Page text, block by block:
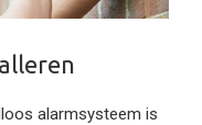
alarmsysteem is